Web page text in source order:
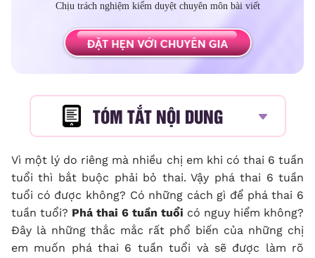
Chịu trách nghiệm kiểm duyệt chuyên môn bài viết
TÓM TẮT NỘI DUNG
Vì một lý do riêng mà nhiều chị em khi có thai 6 tuần
tuổi thì bắt buộc phải bỏ thai. Vậy phá thai 6 tuần
tuổi có được không? Có những cách gì để phá thai 6
tuần tuổi? Phá thai 6 tuần tuổi có nguy hiểm không?
Đây là những thắc mắc rất phổ biến của những chị
em muốn phá thai 6 tuần tuổi và sẽ được làm rõ